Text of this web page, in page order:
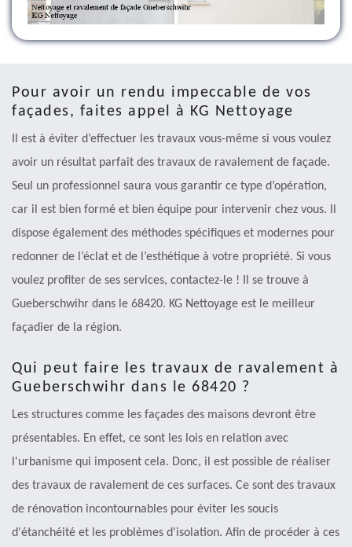
Pour avoir un rendu impeccable de vos
façades, faites appel à KG Nettoyage
Il est à éviter d’effectuer les travaux vous-même si vous voulez
avoir un résultat parfait des travaux de ravalement de façade.
Seul un professionnel saura vous garantir ce type d’opération,
car il est bien formé et bien équipe pour intervenir chez vous. Il
dispose également des méthodes spécifiques et modernes pour
redonner de l’éclat et de l’esthétique à votre propriété. Si vous
voulez profiter de ses services, contactez-le ! Il se trouve à
Gueberschwihr dans le 68420. KG Nettoyage est le meilleur
façadier de la région.
Qui peut faire les travaux de ravalement à
Gueberschwihr dans le 68420 ?
Les structures comme les façades des maisons devront être
présentables. En effet, ce sont les lois en relation avec
l'urbanisme qui imposent cela. Donc, il est possible de réaliser
des travaux de ravalement de ces surfaces. Ce sont des travaux
de rénovation incontournables pour éviter les soucis
d'étanchéité et les problèmes d'isolation. Afin de procéder à ces